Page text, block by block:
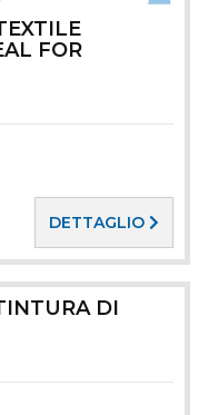
FOR
DETTAGLIO
DI